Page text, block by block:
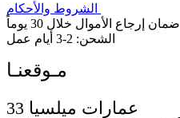
الشروط والأحكام
ضمان إرجاع الأموال خلال 30 يوماً
الشحن: 2-3 أيام عمل